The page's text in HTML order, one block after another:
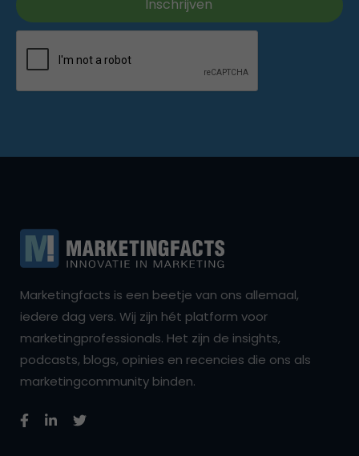
Marketingfacts is een beetje van ons allemaal,
iedere dag vers. Wij zijn hét platform voor
marketingprofessionals. Het zijn de insights,
podcasts, blogs, opinies en recencies die ons als
marketingcommunity binden.